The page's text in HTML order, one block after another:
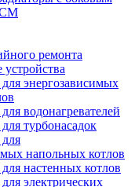
ремонта
устройства
энергозависимых
водонагревателей
турбонасадок
напольных котлов
настенных котлов
электрических